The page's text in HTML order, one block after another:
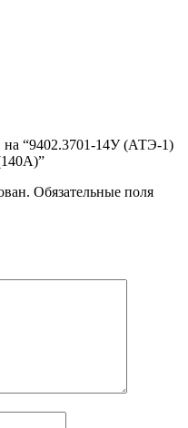
на “9402.3701-14У (АТЭ-1)
Обязательные поля